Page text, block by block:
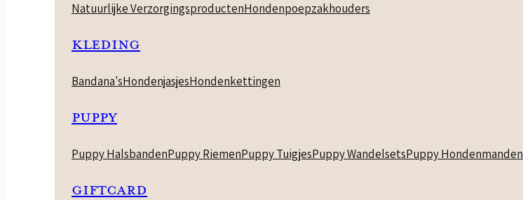
Natuurlijke VerzorgingsproductenHondenpoepzakhouders
KLEDING
Bandana'sHondenjasjesHondenkettingen
PUPPY
Puppy HalsbandenPuppy RiemenPuppy TuigjesPuppy WandelsetsPuppy Hondenmanden
GIFTCARD